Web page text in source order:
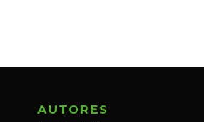
AUTORES